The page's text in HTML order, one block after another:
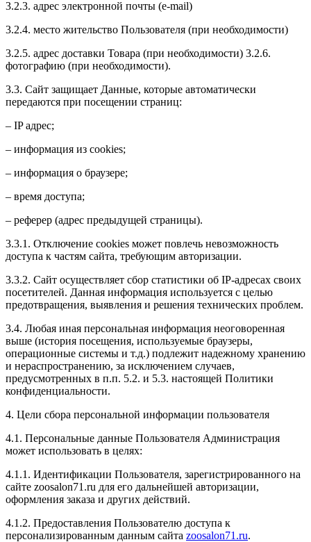
3.2.3. адрес электронной почты (e-mail)
3.2.4. место жительство Пользователя (при необходимости)
3.2.5. адрес доставки Товара (при необходимости) 3.2.6.
фотографию (при необходимости).
3.3. Сайт защищает Данные, которые автоматически
передаются при посещении страниц:
– IP адрес;
– информация из cookies;
– информация о браузере;
– время доступа;
– реферер (адрес предыдущей страницы).
3.3.1. Отключение cookies может повлечь невозможность
доступа к частям сайта, требующим авторизации.
3.3.2. Сайт осуществляет сбор статистики об IP-адресах своих
посетителей. Данная информация используется с целью
предотвращения, выявления и решения технических проблем.
3.4. Любая иная персональная информация неоговоренная
выше (история посещения, используемые браузеры,
операционные системы и т.д.) подлежит надежному хранению
и нераспространению, за исключением случаев,
предусмотренных в п.п. 5.2. и 5.3. настоящей Политики
конфиденциальности.
4. Цели сбора персональной информации пользователя
4.1. Персональные данные Пользователя Администрация
может использовать в целях:
4.1.1. Идентификации Пользователя, зарегистрированного на
сайте zoosalon71.ru для его дальнейшей авторизации,
оформления заказа и других действий.
4.1.2. Предоставления Пользователю доступа к
персонализированным данным сайта zoosalon71.ru.